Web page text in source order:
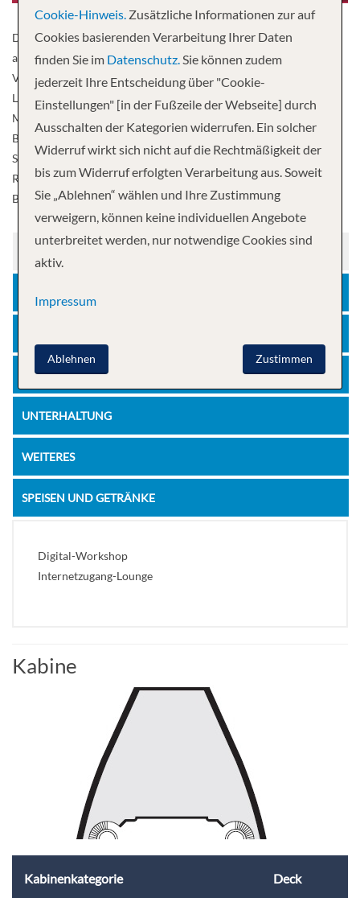
Die Oosterdam, das erste Schiff der Vista-Klasse, kam erst kürzlich
aus den Trockendocks und bietet eine Reihe von fantastischen
Verbesserungen, darunter vollständig renovierte Suiten, eine neue
Lounge, neu gestaltete Speisesäle und Veranstaltungsräume wie
Music Walk™ mit Lincoln Center Stage, B.B. King’s Blues Club und
Billboard Onboard. Gäste können zwischen vielen vorzüglichen
Spezialitätenrestaurant wählen, ihre kulinarischen Fähigkeiten im
Rahmen des Erlebnisses EXC Port to Table erweitern und sich über
BBC Earth Experiences freuen.
FREIZEIT
UNTERHALTUNG
WEITERES
SPEISEN UND GETRÄNKE
Digital-Workshop
Internetzugang-Lounge
Kabine
Kabinenkategorie Deck
Cookie-Hinweis. Zusätzliche Informationen zur auf
Cookies basierenden Verarbeitung Ihrer Daten
finden Sie im Datenschutz.Sie können zudem
jederzeit Ihre Entscheidung über "Cookie-
Einstellungen" [in der Fußzeile der Webseite] durch
Ausschalten der Kategorien widerrufen. Ein solcher
Widerruf wirkt sich nicht auf die Rechtmäßigkeit der
bis zum Widerruf erfolgten Verarbeitung aus. Soweit
Sie „Ablehnen“ wählen und Ihre Zustimmung
verweigern, können keine individuellen Angebote
unterbreitet werden, nur notwendige Cookies sind
aktiv.
Impressum
Zustimmen
Ablehnen